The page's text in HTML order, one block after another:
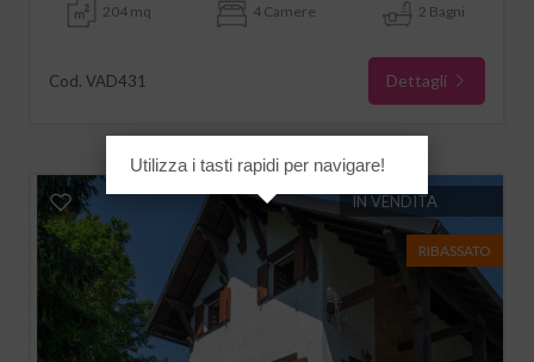
204 mq 4 Camere 2 Bagni
Cod. VAD431 Dettagli
IN VENDITA
RIBASSATO
Utilizza i tasti rapidi per navigare!